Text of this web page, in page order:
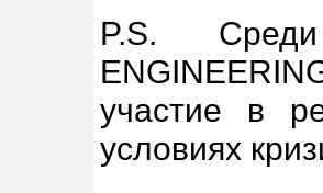
P.S.
участие в
условиях